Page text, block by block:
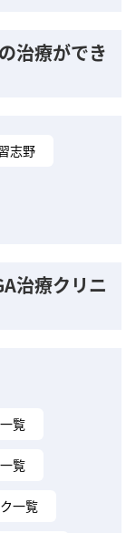
治療ができ
志野
治療クリニ
覧
覧
一覧